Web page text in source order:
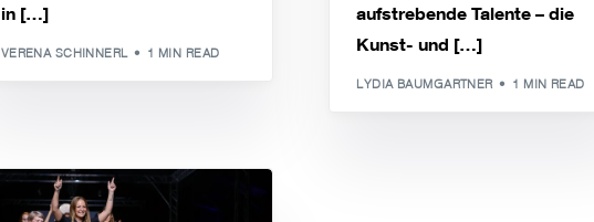
in […]
VERENA SCHINNERL 1 MIN READ
aufstrebende Talente – die
Kunst- und […]
LYDIA BAUMGARTNER 1 MIN READ